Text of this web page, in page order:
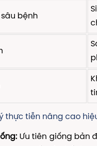
sâu bệnh
thực tiễn nâng cao
Ưu tiên giống bản